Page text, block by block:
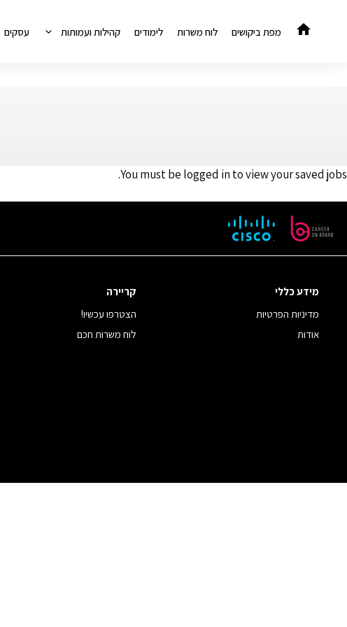
מפת ביקושים לוח משרות לימודים קהילות ועמותות עסקים
You must be logged in to view your saved jobs.
מידע כללי
מדיניות הפרטיות
אודות
קריירה
הצטרפו עכשיו!
לוח משרות חכם